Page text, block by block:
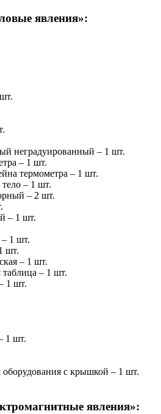
явления»:
неградуированный – 1 шт.
– 1 шт.
термометра – 1 шт.
– 1 шт.
– 2 шт.
– 1 шт.
– 1 шт.
шт.
– 1 шт.
– 1 шт.
1 шт.
1 шт.
оборудования с крышкой – 1 шт.
явления»: